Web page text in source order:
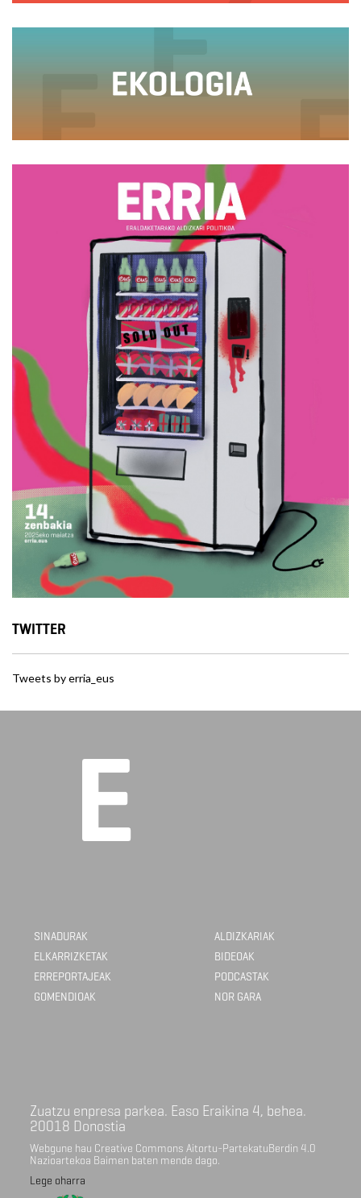
TWITTER
Tweets by erria_eus
SINADURAK
ELKARRIZKETAK
ERREPORTAJEAK
GOMENDIOAK
ALDIZKARIAK
BIDEOAK
PODCASTAK
NOR GARA
Zuatzu enpresa parkea. Easo Eraikina 4, behea.
20018 Donostia
Webgune hau Creative Commons Aitortu-PartekatuBerdin 4.0
Nazioartekoa Baimen baten mende dago.
Lege oharra